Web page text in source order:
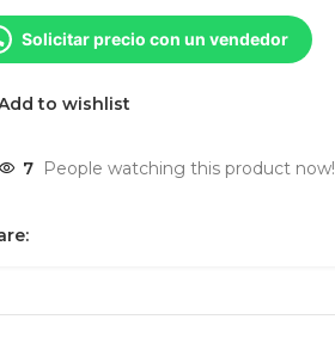
Solicitar precio con un vendedor
to wishlist
7 People watching this product now!